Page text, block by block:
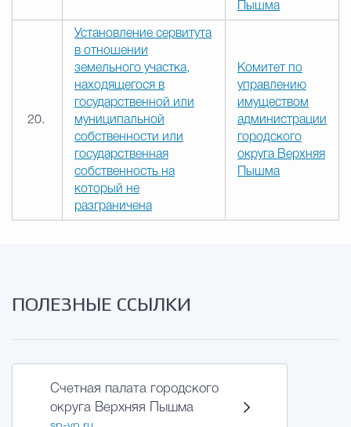
Пышма
20.
Установление сервитута
в отношении
земельного участка,
находящегося в
государственной или
муниципальной
собственности или
государственная
собственность на
который не
разграничена
Комитет по
управлению
имуществом
администрации
городского
округа Верхняя
Пышма
ПОЛЕЗНЫЕ ССЫЛКИ
Счетная палата городского
округа Верхняя Пышма